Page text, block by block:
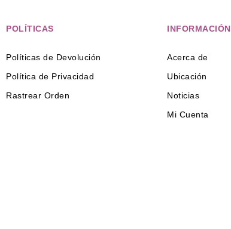
POLÍTICAS
Políticas de Devolución
Política de Privacidad
Rastrear Orden
INFORMACIÓN
Acerca de
Ubicación
Noticias
Mi Cuenta